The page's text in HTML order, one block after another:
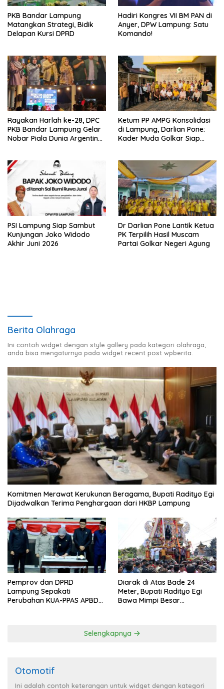
PKB Bandar Lampung
Matangkan Strategi, Bidik
Delapan Kursi DPRD
Hadiri Kongres VII BM PAN di
Anyer, DPW Lampung: Satu
Komando!
Rayakan Harlah ke-28, DPC
PKB Bandar Lampung Gelar
Nobar Piala Dunia Argentina
Ketum PP AMPG Konsolidasi
di Lampung, Darlian Pone:
Kader Muda Golkar Siap
PSI Lampung Siap Sambut
Kunjungan Joko Widodo
Akhir Juni 2026
Dr Darlian Pone Lantik Ketua
PK Terpilih Hasil Muscam
Partai Golkar Negeri Agung
Berita Olahraga
Ini contoh widget dengan style gallery pada kategori olahraga,
anda bisa mengaturnya pada widget recent post wpberita.
Komitmen Merawat Kerukunan Beragama, Bupati Radityo Egi
Dijadwalkan Terima Penghargaan dari HKBP Lampung
Pemprov dan DPRD
Lampung Sepakati
Perubahan KUA-PPAS APBD
Diarak di Atas Bade 24
Meter, Bupati Radityo Egi
Bawa Mimpi Besar
Selengkapnya
Otomotif
Ini adalah contoh keterangan untuk widget dengan kategori